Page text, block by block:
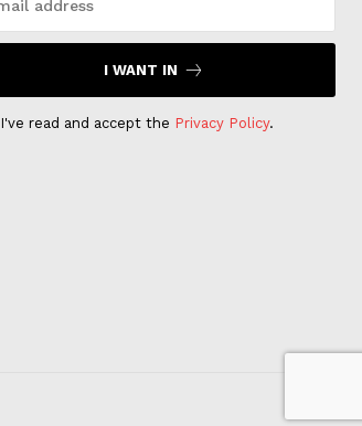
I WANT IN
I've read and accept the Privacy Policy.